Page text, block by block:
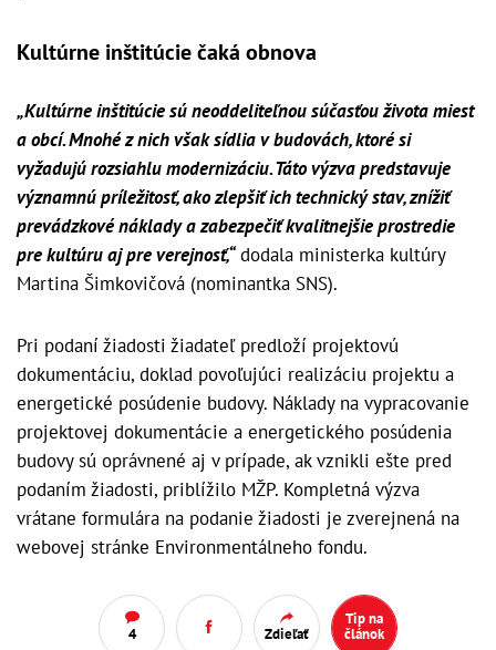
Kultúrne inštitúcie čaká obnova
„Kultúrne inštitúcie sú neoddeliteľnou súčasťou života miest
a obcí. Mnohé z nich však sídlia v budovách, ktoré si
vyžadujú rozsiahlu modernizáciu. Táto výzva predstavuje
významnú príležitosť, ako zlepšiť ich technický stav, znížiť
prevádzkové náklady a zabezpečiť kvalitnejšie prostredie
pre kultúru aj pre verejnosť,“dodala ministerka kultúry
Martina Šimkovičová (nominantka SNS).
Pri podaní žiadosti žiadateľ predloží projektovú
dokumentáciu, doklad povoľujúci realizáciu projektu a
energetické posúdenie budovy. Náklady na vypracovanie
projektovej dokumentácie a energetického posúdenia
budovy sú oprávnené aj v prípade, ak vznikli ešte pred
podaním žiadosti, priblížilo MŽP. Kompletná výzva
vrátane formulára na podanie žiadosti je zverejnená na
webovej stránke Environmentálneho fondu.
4 Zdieľať
Tip na
článok